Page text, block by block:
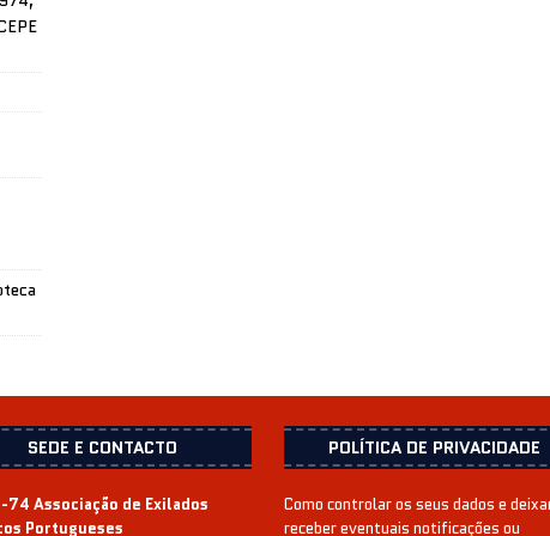
SEDE E CONTACTO
74 Associação de Exilados
Portugueses
POLÍTICA DE PRIVACIDADE
Como controlar os seus dados e
receber eventuais notificações ou